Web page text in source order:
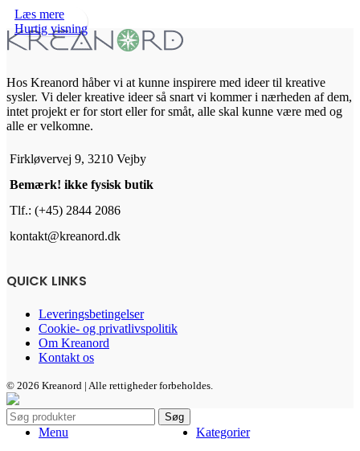
Læs mere
Hurtig visning
Hos Kreanord håber vi at kunne inspirere med ideer til kreative
sysler. Vi deler kreative ideer så snart vi kommer i nærheden af dem,
intet projekt er for stort eller for småt, alle skal kunne være med og
alle er velkomne.
Firkløvervej 9, 3210 Vejby
Bemærk! ikke fysisk butik
Tlf.: (+45) 2844 2086
kontakt@kreanord.dk
QUICK LINKS
Leveringsbetingelser
Cookie- og privatlivspolitik
Om Kreanord
Kontakt os
© 2026 Kreanord | Alle rettigheder forbeholdes.
Søg
Menu
Kategorier